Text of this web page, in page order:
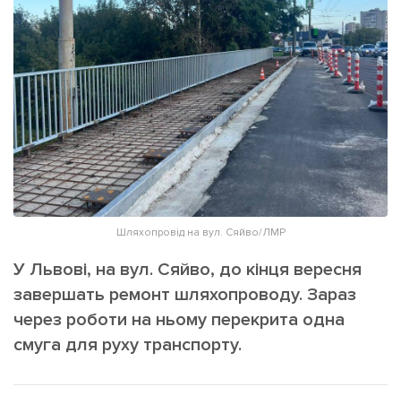
ІНШЕ
Інтерв'ю
Картки
Репортаж
Розслідування
Погляди
Ініціативи
Прес-релізи
Фото/Відео
Made in Lviv
Зв'язатися з нами
[email protected] Реклама на сайті
Політика конфіденційності
Шляхопровід на вул. Сяйво/ЛМР
У Львові, на вул. Сяйво, до кінця вересня
завершать ремонт шляхопроводу. Зараз
через роботи на ньому перекрита одна
смуга для руху транспорту.